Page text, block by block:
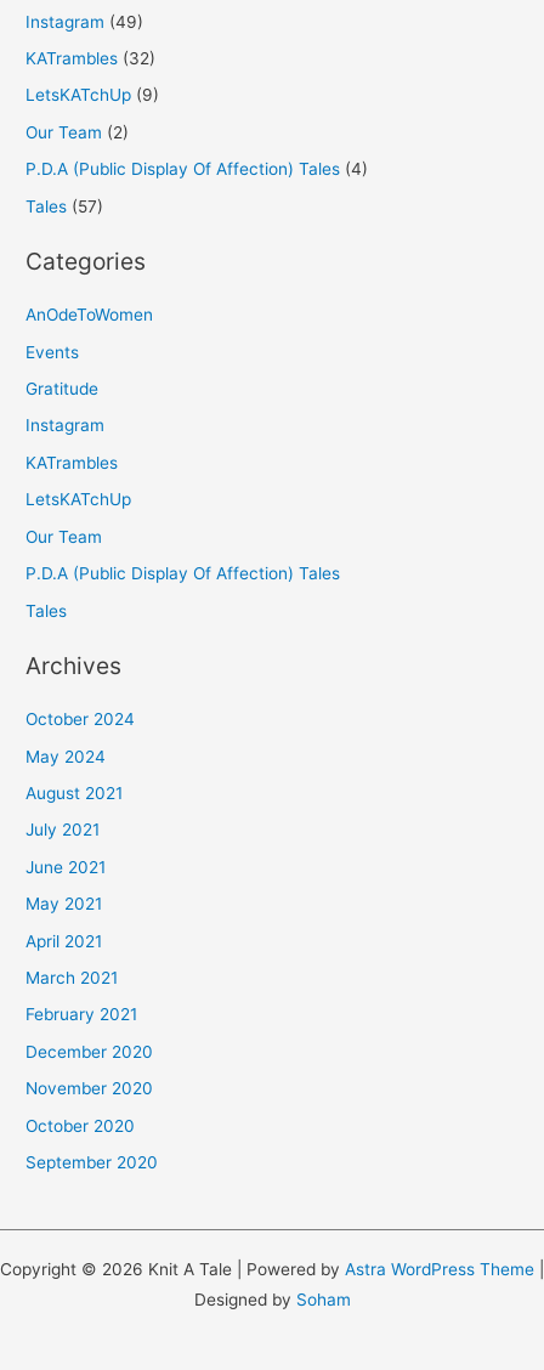
Instagram (49)
KATrambles (32)
LetsKATchUp (9)
Our Team (2)
P.D.A (Public Display Of Affection) Tales (4)
Tales (57)
Categories
AnOdeToWomen
Events
Gratitude
Instagram
KATrambles
LetsKATchUp
Our Team
P.D.A (Public Display Of Affection) Tales
Tales
Archives
October 2024
May 2024
August 2021
July 2021
June 2021
May 2021
April 2021
March 2021
February 2021
December 2020
November 2020
October 2020
September 2020
Copyright © 2026 Knit A Tale | Powered by Astra WordPress Theme
Designed by Soham